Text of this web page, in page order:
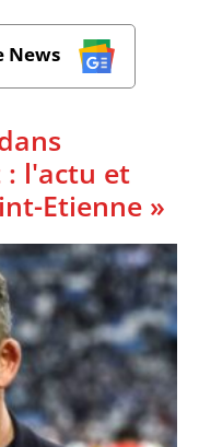
News
: l'actu et
Etienne »